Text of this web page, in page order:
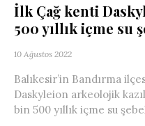
İlk Çağ kenti
500 yıllık içme su
10 Ağustos 2022
Balıkesir’in Bandırma
Daskyleion arkeolojik
bin 500 yıllık içme su